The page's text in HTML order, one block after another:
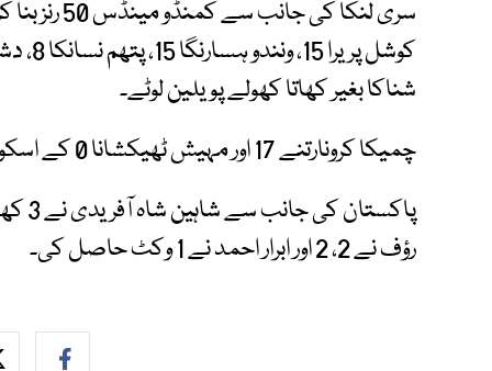
شناکا بغیر کھاتا کھولے پویلین لوٹے۔
چمیکا کرونارتنے 17 اور مہیش ٹھیکشانا 0 کے اسکور پر ناٹ آؤٹ رہے۔
رؤف نے 2، 2 اور ابرار احمد نے 1 وکٹ حاصل کی۔